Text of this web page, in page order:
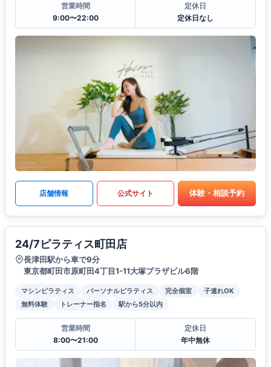
営業時間
9:00〜22:00
定休日
定休日なし
店舗情報 公式サイト 体験・相談予約
24/7ピラティス町田店
長津田駅から車で9分
東京都町田市原町田4丁目1-11大塚プラザビル6階
マシンピラティス パーソナルピラティス 完全個室
子連れOK
無料体験
トレーナー指名 駅から5分以内
営業時間
8:00〜21:00
定休日
年中無休